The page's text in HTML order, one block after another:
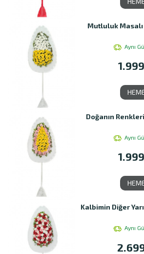
Mutluluk Masalı
Aynı
1.999
Doğanın
Aynı
1.999
Kalbimin Diğer
Aynı